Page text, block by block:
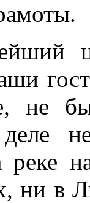
не
деле
реке
ни в